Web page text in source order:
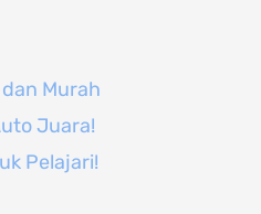
Murah
Juara!
Pelajari!